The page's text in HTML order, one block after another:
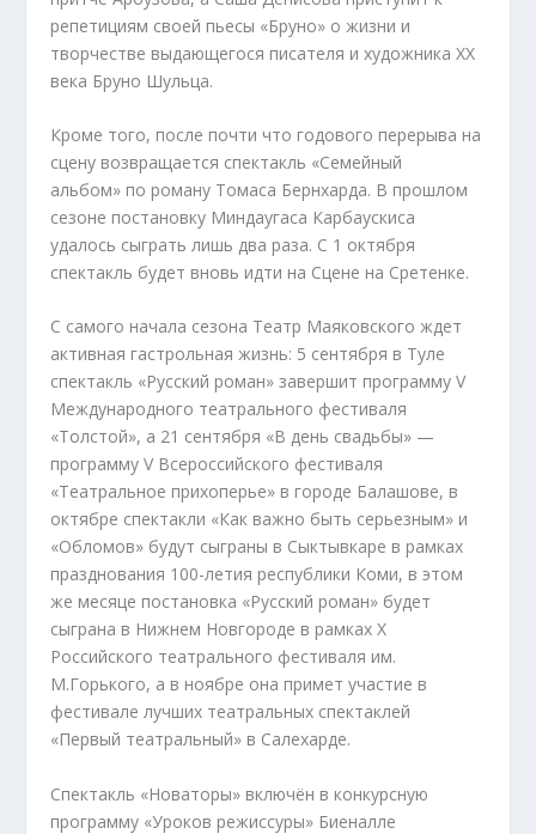
репетициям своей пьесы «Бруно» о жизни и
творчестве выдающегося писателя и художника XX
века Бруно Шульца.
Кроме того, после почти что годового перерыва на
сцену возвращается спектакль «Семейный
альбом» по роману Томаса Бернхарда. В прошлом
сезоне постановку Миндаугаса Карбаускиса
удалось сыграть лишь два раза. С 1 октября
спектакль будет вновь идти на Сцене на Сретенке.
С самого начала сезона Театр Маяковского ждет
активная гастрольная жизнь: 5 сентября в Туле
спектакль «Русский роман» завершит программу V
Международного театрального фестиваля
«Толстой», а 21 сентября «В день свадьбы» —
программу V Всероссийского фестиваля
«Театральное прихоперье» в городе Балашове, в
октябре спектакли «Как важно быть серьезным» и
«Обломов» будут сыграны в Сыктывкаре в рамках
празднования 100-летия республики Коми, в этом
же месяце постановка «Русский роман» будет
сыграна в Нижнем Новгороде в рамках X
Российского театрального фестиваля им.
М.Горького, а в ноябре она примет участие в
фестивале лучших театральных спектаклей
«Первый театральный» в Салехарде.
Спектакль «Новаторы» включён в конкурсную
программу «Уроков режиссуры» Биеналле